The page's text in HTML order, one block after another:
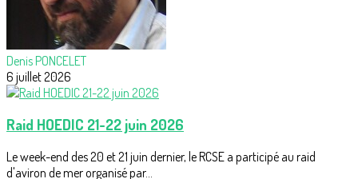
Denis PONCELET
6 juillet 2026
Raid HOEDIC 21-22 juin 2026
Le week-end des 20 et 21 juin dernier, le RCSE a participé au raid
d'aviron de mer organisé par...